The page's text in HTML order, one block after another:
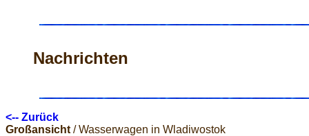
Nachrichten
<-- Zurück
Großansicht / Wasserwagen in Wladiwostok